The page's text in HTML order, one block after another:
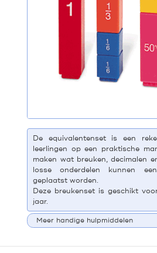
De equivalentenset is een
leerlingen op een praktische
maken wat breuken, decimalen
losse onderdelen kunnen
geplaatst worden.
Deze breukenset is geschikt
jaar.
Meer handige hulpmiddelen